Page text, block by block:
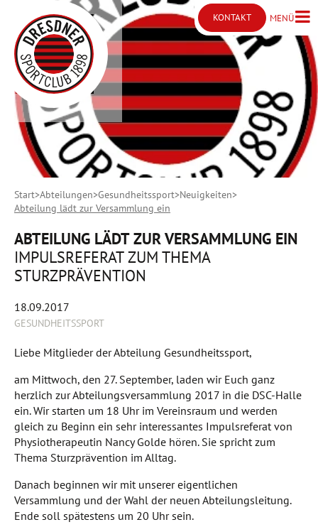
KONTAKT
Kontakt öffnen
MENÜMenü
Start Abteilungen Gesundheitssport Neuigkeiten
Abteilung lädt zur Versammlung ein
ABTEILUNG LÄDT ZUR VERSAMMLUNG EIN
IMPULSREFERAT ZUM THEMA
STURZPRÄVENTION
18.09.2017
GESUNDHEITSSPORT
Liebe Mitglieder der Abteilung Gesundheitssport,
am Mittwoch, den 27. September, laden wir Euch ganz
herzlich zur Abteilungsversammlung 2017 in die DSC-Halle
ein. Wir starten um 18 Uhr im Vereinsraum und werden
gleich zu Beginn ein sehr interessantes Impulsreferat von
Physiotherapeutin Nancy Golde hören. Sie spricht zum
Thema Sturzprävention im Alltag.
Danach beginnen wir mit unserer eigentlichen
Versammlung und der Wahl der neuen Abteilungsleitung.
Ende soll spätestens um 20 Uhr sein.